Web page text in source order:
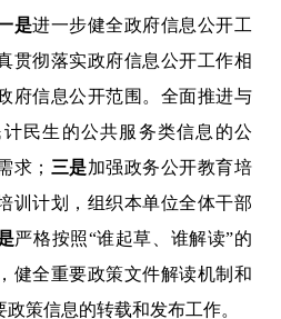
是进一步健全政府信息公开工
贯彻落实政府信息公开工作相
府信息公开范围。全面推进与
民生的公共服务类信息的公
求； 三是加强政务公开教育培
训计划，组织本单位全体干部
严格按照“谁起草、谁解读”的
健全重要政策文件解读机制和
策信息的转载和发布工作。